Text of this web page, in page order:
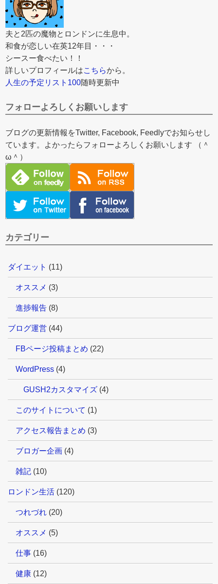
夫と2匹の魔物とロンドンに生息中。
和食が恋しい在英12年目・・・
シースー食べたい！！
詳しいプロフィールはこちらから。
人生の予定リスト100随時更新中
フォローよろしくお願いします
ブログの更新情報をTwitter, Facebook, Feedlyでお知らせし
ています。よかったらフォローよろしくお願いします （＾
ω＾）
カテゴリー
ダイエット (11)
オススメ (3)
進捗報告 (8)
ブログ運営 (44)
FBページ投稿まとめ (22)
WordPress (4)
GUSH2カスタマイズ (4)
このサイトについて (1)
アクセス報告まとめ (3)
ブロガー企画 (4)
雑記 (10)
ロンドン生活 (120)
つれづれ (20)
オススメ (5)
仕事 (16)
健康 (12)